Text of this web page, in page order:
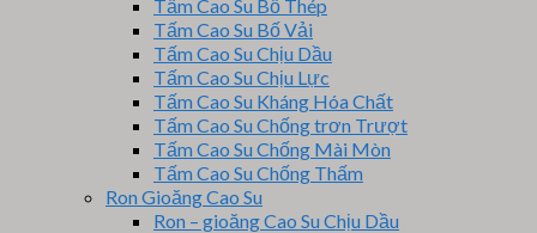
Tấm Cao Su Bố Thép
Tấm Cao Su Bố Vải
Tấm Cao Su Chịu Dầu
Tấm Cao Su Chịu Lực
Tấm Cao Su Kháng Hóa Chất
Tấm Cao Su Chống trơn Trượt
Tấm Cao Su Chống Mài Mòn
Tấm Cao Su Chống Thấm
Ron Gioăng Cao Su
Ron – gioăng Cao Su Chịu Dầu